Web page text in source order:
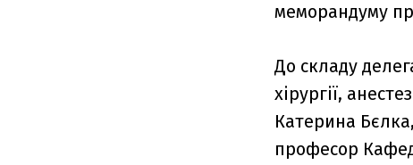
меморандуму
До складу
хірургії,
Катерина
професор